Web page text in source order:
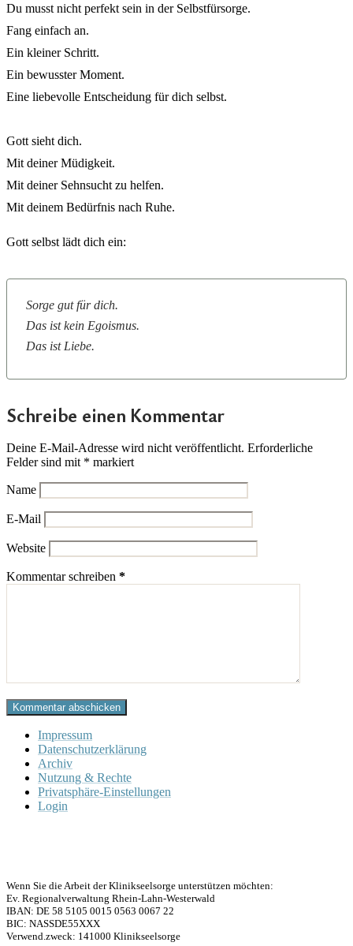
Du musst nicht perfekt sein in der Selbstfürsorge.
Fang einfach an.
Ein kleiner Schritt.
Ein bewusster Moment.
Eine liebevolle Entscheidung für dich selbst.
Gott sieht dich.
Mit deiner Müdigkeit.
Mit deiner Sehnsucht zu helfen.
Mit deinem Bedürfnis nach Ruhe.
Gott selbst lädt dich ein:
Sorge gut für dich.
Das ist kein Egoismus.
Das ist Liebe.
Schreibe einen Kommentar
Deine E-Mail-Adresse wird nicht veröffentlicht. Erforderliche
Felder sind mit * markiert
Name
E-Mail
Website
Kommentar schreiben *
Kommentar abschicken
Impressum
Datenschutzerklärung
Archiv
Nutzung & Rechte
Privatsphäre-Einstellungen
Login
Wenn Sie die Arbeit der Klinikseelsorge unterstützen möchten:
Ev. Regionalverwaltung Rhein-Lahn-Westerwald
IBAN: DE 58 5105 0015 0563 0067 22
BIC: NASSDE55XXX
Verwend.zweck: 141000 Klinikseelsorge